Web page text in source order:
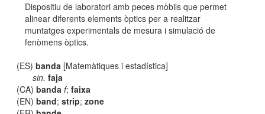
Dispositiu de laboratori amb peces mòbils que permet
alinear diferents elements òptics per a realitzar
muntatges experimentals de mesura i simulació de
fenòmens òptics.
(ES)banda [Matemàtiques i estadística]
sin. faja
(CA)banda f;faixa
(EN)band;strip;zone